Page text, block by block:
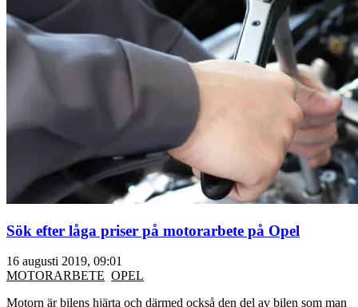
Sök efter låga priser på motorarbete på Opel
16 augusti 2019, 09:01
MOTORARBETE OPEL
Motorn är bilens hjärta och därmed också den del av bilen som man